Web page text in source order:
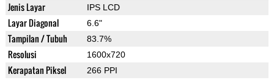
Jenis Layar IPS LCD
Layar Diagonal 6.6"
Tampilan / Tubuh 83.7%
Resolusi 1600x720
Kerapatan Piksel 266 PPI